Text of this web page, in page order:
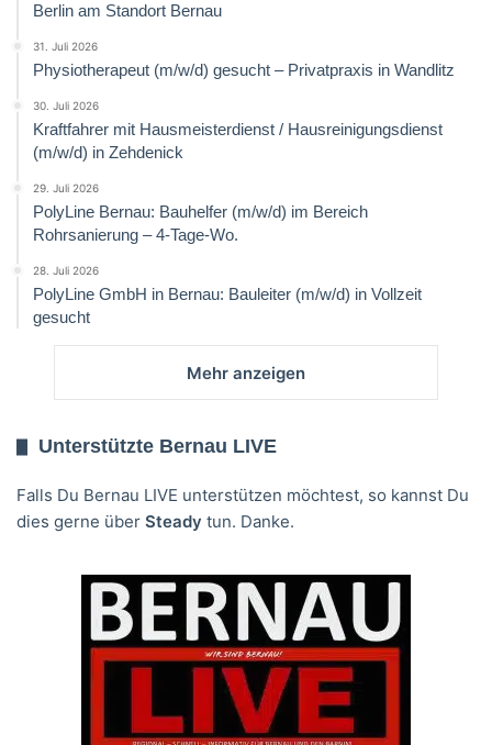
Berlin am Standort Bernau
31. Juli 2026
Physiotherapeut (m/w/d) gesucht – Privatpraxis in Wandlitz
30. Juli 2026
Kraftfahrer mit Hausmeisterdienst / Hausreinigungsdienst
(m/w/d) in Zehdenick
29. Juli 2026
PolyLine Bernau: Bauhelfer (m/w/d) im Bereich
Rohrsanierung – 4-Tage-Wo.
28. Juli 2026
PolyLine GmbH in Bernau: Bauleiter (m/w/d) in Vollzeit
gesucht
Mehr anzeigen
Unterstützte Bernau LIVE
Falls Du Bernau LIVE unterstützen möchtest, so kannst Du
dies gerne über Steady tun. Danke.